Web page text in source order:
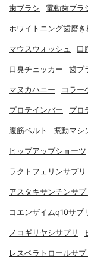
歯ブラシ 電動歯ブラ
ホワイトニング歯磨き
マウスウォッシュ 口
口臭チェッカー 歯ブ
マヌカハニー コラー
プロテインバー プロ
腹筋ベルト 振動マシ
ヒップアップショーツ
ラクトフェリンサプリ
アスタキサンチンサプ
コエンザイムq10サプ
ノコギリヤシサプリ
レスベラトロールサプ